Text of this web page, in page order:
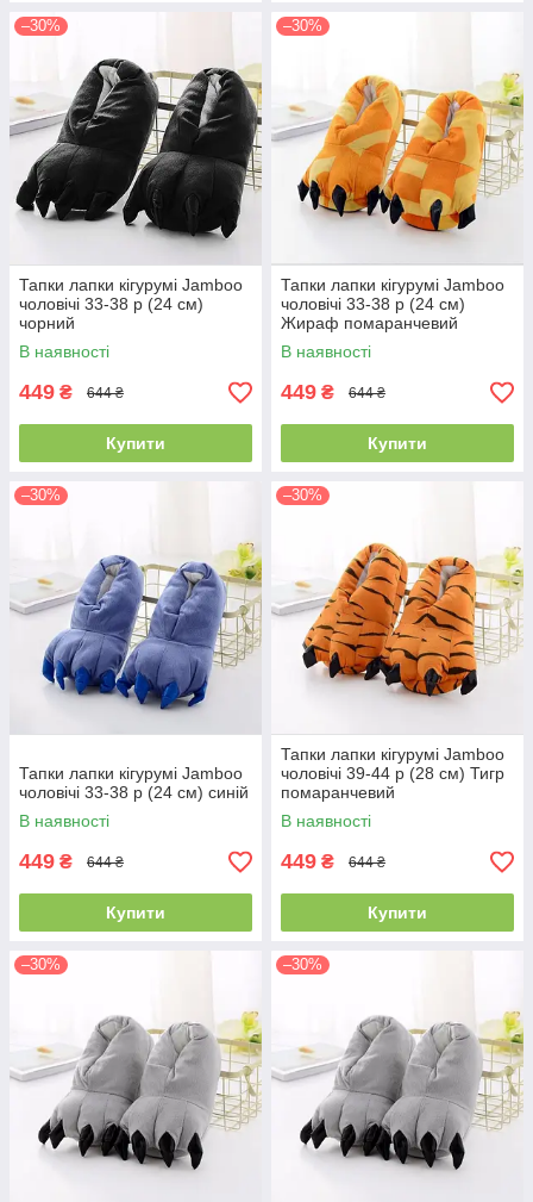
–30%
Тапки лапки кігурумі Jamboo
чоловічі 33-38 р (24 см)
чорний
В наявності
449 ₴ 644 ₴
Купити
–30%
Тапки лапки кігурумі Jamboo
чоловічі 33-38 р (24 см)
Жираф помаранчевий
В наявності
449 ₴ 644 ₴
Купити
–30%
Тапки лапки кігурумі Jamboo
чоловічі 33-38 р (24 см) синій
В наявності
449 ₴ 644 ₴
Купити
–30%
Тапки лапки кігурумі Jamboo
чоловічі 39-44 р (28 см) Тигр
помаранчевий
В наявності
449 ₴ 644 ₴
Купити
–30% –30%